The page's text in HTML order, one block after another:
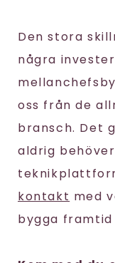
Den stora
några
oss från de
bransch. Det
aldrig
kontakt med
bygga